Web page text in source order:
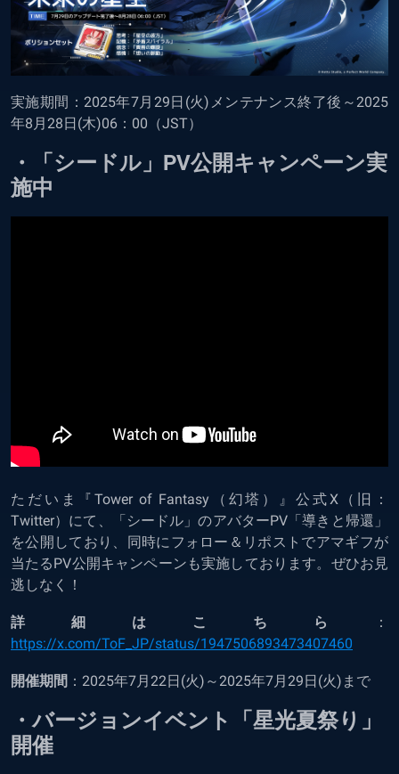
実施期間：2025年7月29日(火)メンテナンス終了後～2025
年8月28日(木)06：00（JST）
・「シードル」PV公開キャンペーン実
施中
ただいま『Tower of Fantasy（幻塔）』公式X（旧：
Twitter）にて、「シードル」のアバターPV「導きと帰還」
を公開しており、同時にフォロー＆リポストでアマギフが
当たるPV公開キャンペーンも実施しております。ぜひお見
逃しなく！
詳細はこちら
：
https://x.com/ToF_JP/status/1947506893473407460
開催期間 ：2025年7月22日(火)～2025年7月29日(火)まで
・バージョンイベント「星光夏祭り」
開催